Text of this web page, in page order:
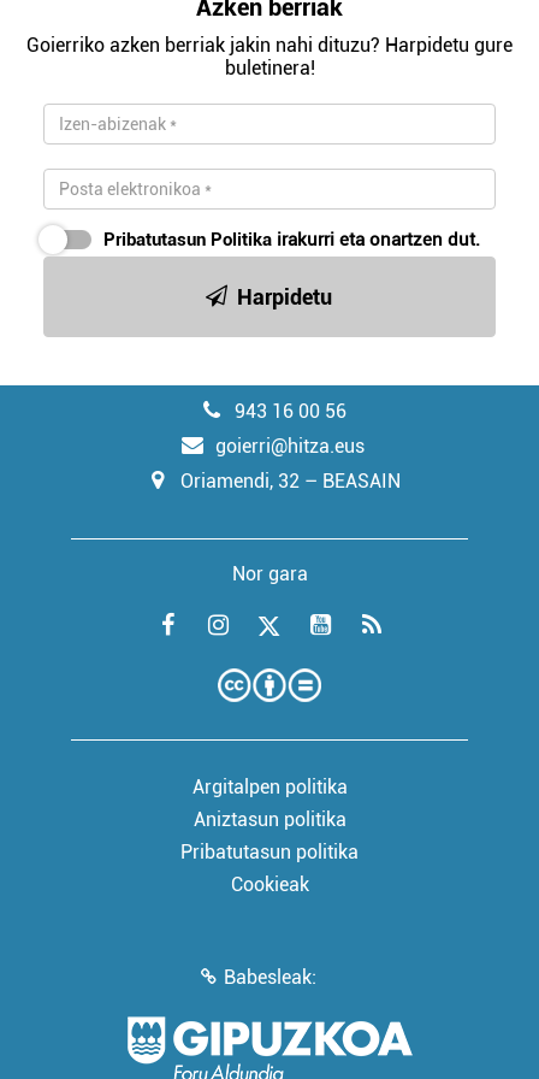
Azken berriak
Goierriko azken berriak jakin nahi dituzu? Harpidetu gure
buletinera!
Pribatutasun Politika irakurri eta onartzen dut.
Harpidetu
943 16 00 56
goierri@hitza.eus
Oriamendi, 32 – BEASAIN
Nor gara
Argitalpen politika
Aniztasun politika
Pribatutasun politika
Cookieak
Babesleak: